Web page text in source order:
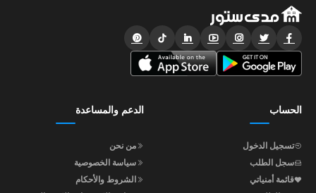
الحساب
تسجيل الدخول
سجل الطلب
قائمة أمنياتي
الدعم والمساعدة
من نحن
سياسة الخصوصية
الشروط والأحكام